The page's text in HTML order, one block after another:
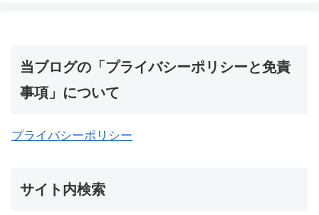
当ブログの「プライバシーポリシーと免責
事項」について
プライバシーポリシー
サイト内検索